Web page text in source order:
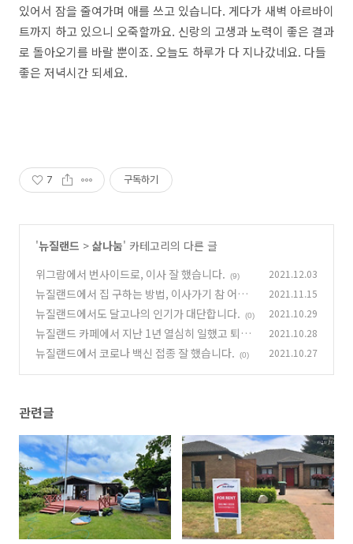
있어서 잠을 줄여가며 애를 쓰고 있습니다. 게다가 새벽 아르바이
트까지 하고 있으니 오죽할까요. 신랑의 고생과 노력이 좋은 결과
로 돌아오기를 바랄 뿐이죠. 오늘도 하루가 다 지나갔네요. 다들
좋은 저녁시간 되세요.
7 구독하기
'뉴질랜드 > 삶나눔' 카테고리의 다른 글
위그람에서 번사이드로, 이사 잘 했습니다.
(9) 2021.12.03
뉴질랜드에서 집 구하는 방법, 이사가기 참 어렵
다. (7)
2021.11.15
뉴질랜드에서도 달고나의 인기가 대단합니다. (0) 2021.10.29
뉴질랜드 카페에서 지난 1년 열심히 일했고 퇴직
했습니다. (5)
2021.10.28
뉴질랜드에서 코로나 백신 접종 잘 했습니다. (0) 2021.10.27
관련글